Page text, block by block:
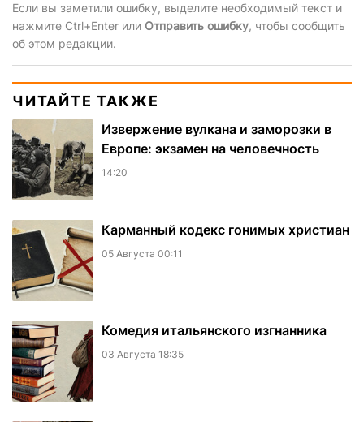
Если вы заметили ошибку, выделите необходимый текст и
нажмите Ctrl+Enter или Отправить ошибку, чтобы сообщить
об этом редакции.
ЧИТАЙТЕ ТАКЖЕ
Извержение вулкана и заморозки в
Европе: экзамен на человечность
14:20
Карманный кодекс гонимых христиан
05 Августа 00:11
Комедия итальянского изгнанника
03 Августа 18:35